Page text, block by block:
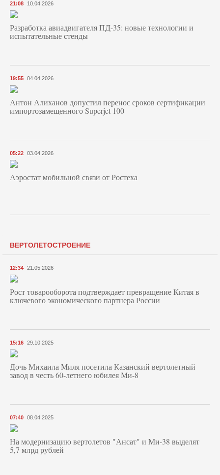
21:08 10.04.2026
Разработка авиадвигателя ПД-35: новые технологии и
испытательные стенды
19:55 04.04.2026
Антон Алиханов допустил перенос сроков сертификации
импортозамещенного Superjet 100
05:22 03.04.2026
Аэростат мобильной связи от Ростеха
ВЕРТОЛЕТОСТРОЕНИЕ
12:34 21.05.2026
Рост товарооборота подтверждает превращение Китая в
ключевого экономического партнера России
15:16 29.10.2025
Дочь Михаила Миля посетила Казанский вертолетный
завод в честь 60-летнего юбилея Ми-8
07:40 08.04.2025
На модернизацию вертолетов "Ансат" и Ми-38 выделят
5,7 млрд рублей